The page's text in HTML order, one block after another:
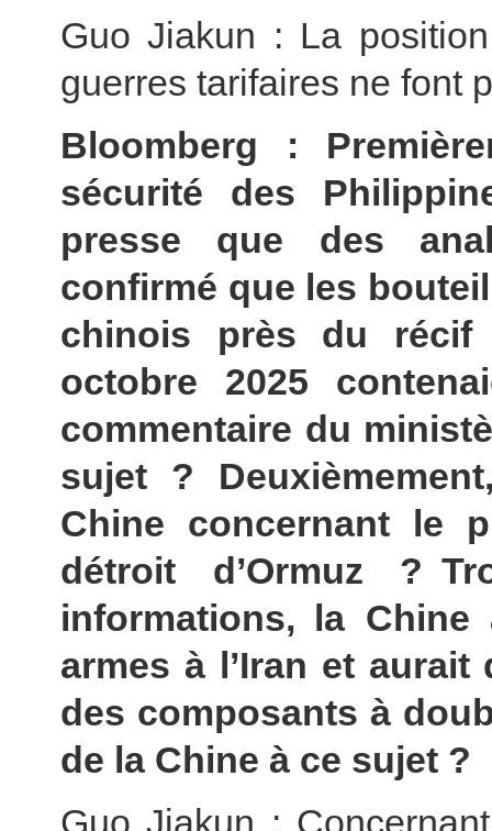
Guo Jiakun : La
guerres tarifaires ne font
Bloomberg :
sécurité des
presse que des
confirmé que les
chinois près du récif
octobre 2025
commentaire du
sujet ?
Chine concernant le
détroit d’Ormuz ?
informations, la
armes à l’Iran et
des composants à
de la Chine à ce sujet ?
Guo Jiakun :